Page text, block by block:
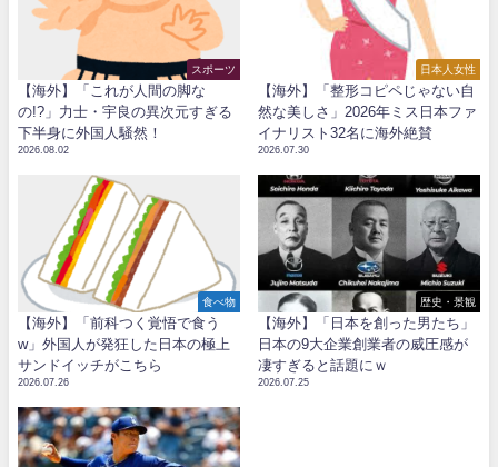
スポーツ
【海外】「これが人間の脚な
の!?」力士・宇良の異次元すぎる
下半身に外国人騒然！
2026.08.02
日本人女性
【海外】「整形コピペじゃない自
然な美しさ」2026年ミス日本ファ
イナリスト32名に海外絶賛
2026.07.30
食べ物
【海外】「前科つく覚悟で食う
w」外国人が発狂した日本の極上
サンドイッチがこちら
2026.07.26
歴史・景観
【海外】「日本を創った男たち」
日本の9大企業創業者の威圧感が
凄すぎると話題にｗ
2026.07.25